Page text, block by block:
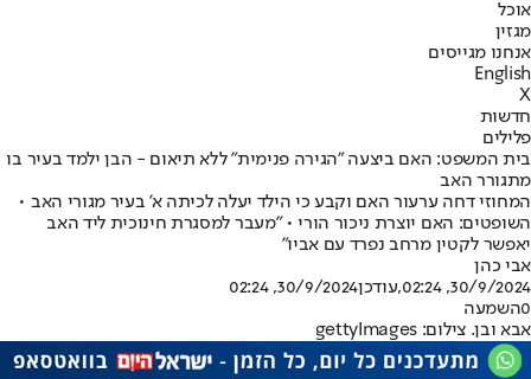
אוכל
מגזין
אנחנו מגייסים
English
X
חדשות
פלילים
בית המשפט: האם ביצעה "הגירה פנימית" ללא תיאום - הבן ילמד בעיר בו
מתגורר האב
המחוזי דחה ערעור האם וקבע כי הילד יעלה לכיתה א' בעיר מגורי האב •
השופטים: האם יוצרת ניכור הורי • "מעבר למסגרת חינוכית ליד האב
יאפשר לקטין מרחב נפרד עם אביו"
אבי כהן
30/9/2024, 02:24
,עודכן30/9/2024, 02:24
0השמעה
אבא ובן. צילום: gettyImages